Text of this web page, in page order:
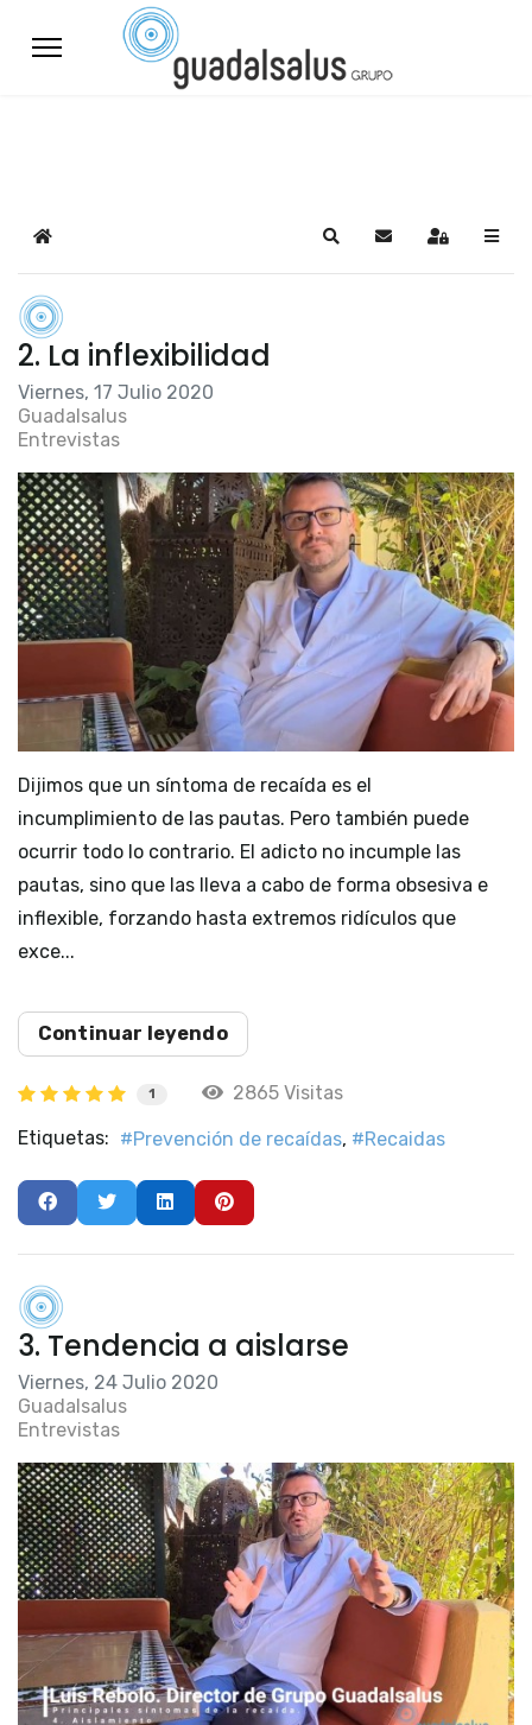
Home SearchSuscribirse a las
Sign In
2. La inflexibilidad
Viernes, 17 Julio 2020
Guadalsalus
Entrevistas
Dijimos que un síntoma de recaída es el
incumplimiento de las pautas. Pero también puede
ocurrir todo lo contrario. El adicto no incumple las
pautas, sino que las lleva a cabo de forma obsesiva e
inflexible, forzando hasta extremos ridículos que
exce...
Continuar leyendo
1 2865 Visitas
Etiquetas: Prevención de recaídas Recaidas
3. Tendencia a aislarse
Viernes, 24 Julio 2020
Guadalsalus
Entrevistas